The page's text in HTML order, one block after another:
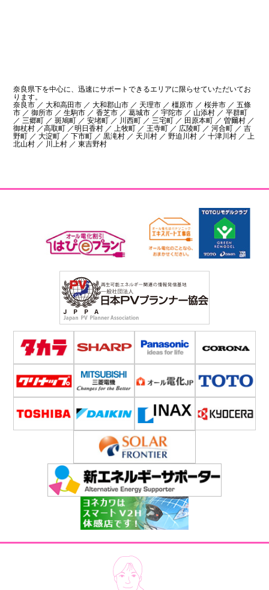
奈良県下を中心に、迅速にサポートできるエリアに限らせていただいてお
ります。
奈良市 ／ 大和高田市 ／ 大和郡山市 ／ 天理市 ／ 橿原市 ／ 桜井市 ／ 五條
市 ／ 御所市 ／ 生駒市 ／ 香芝市 ／ 葛城市 ／ 宇陀市 ／ 山添村 ／ 平群町
／ 三郷町 ／ 斑鳩町 ／ 安堵町 ／ 川西町 ／ 三宅町 ／ 田原本町 ／ 曽爾村 ／
御杖村 ／高取町 ／明日香村 ／ 上牧町 ／ 王寺町 ／ 広陵町 ／ 河合町 ／ 吉
野町 ／ 大淀町 ／ 下市町 ／ 黒滝村 ／ 天川村 ／ 野迫川村 ／ 十津川村 ／ 上
北山村 ／ 川上村 ／ 東吉野村